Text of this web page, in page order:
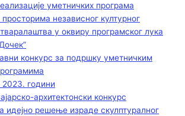
уметничких програма
просторима независног културног
у оквиру програмског лука
конкурс за подршку уметничким
2023. години
архитектонски конкурс
идејно решење израде скулптуралног